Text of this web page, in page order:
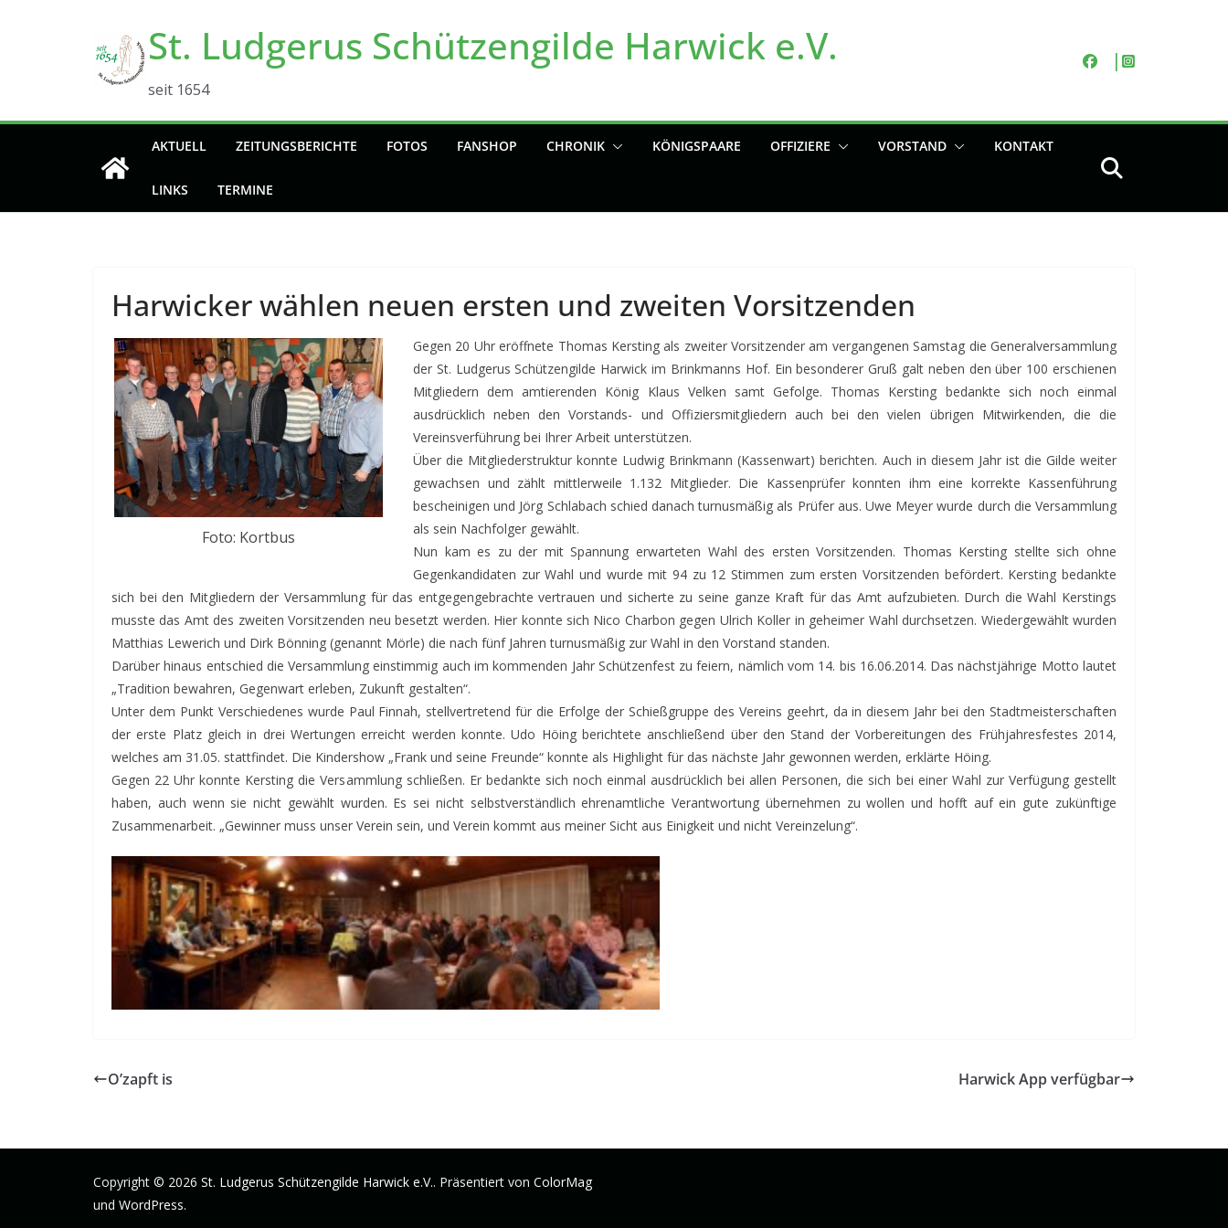
St. Ludgerus Schützengilde Harwick e.V.
seit 1654
AKTUELL ZEITUNGSBERICHTE FOTOS FANSHOP CHRONIK KÖNIGSPAARE OFFIZIERE VORSTAND KONTAKT
LINKS TERMINE
Harwicker wählen neuen ersten und zweiten Vorsitzenden
Foto: Kortbus
Gegen 20 Uhr eröffnete Thomas Kersting als zweiter Vorsitzender am vergangenen Samstag die Generalversammlung
der St. Ludgerus Schützengilde Harwick im Brinkmanns Hof. Ein besonderer Gruß galt neben den über 100 erschienen
Mitgliedern dem amtierenden König Klaus Velken samt Gefolge. Thomas Kersting bedankte sich noch einmal
ausdrücklich neben den Vorstands- und Offiziersmitgliedern auch bei den vielen übrigen Mitwirkenden, die die
Vereinsverführung bei Ihrer Arbeit unterstützen.
Über die Mitgliederstruktur konnte Ludwig Brinkmann (Kassenwart) berichten. Auch in diesem Jahr ist die Gilde weiter
gewachsen und zählt mittlerweile 1.132 Mitglieder. Die Kassenprüfer konnten ihm eine korrekte Kassenführung
bescheinigen und Jörg Schlabach schied danach turnusmäßig als Prüfer aus. Uwe Meyer wurde durch die Versammlung
als sein Nachfolger gewählt.
Nun kam es zu der mit Spannung erwarteten Wahl des ersten Vorsitzenden. Thomas Kersting stellte sich ohne
Gegenkandidaten zur Wahl und wurde mit 94 zu 12 Stimmen zum ersten Vorsitzenden befördert. Kersting bedankte
sich bei den Mitgliedern der Versammlung für das entgegengebrachte vertrauen und sicherte zu seine ganze Kraft für das Amt aufzubieten. Durch die Wahl Kerstings
musste das Amt des zweiten Vorsitzenden neu besetzt werden. Hier konnte sich Nico Charbon gegen Ulrich Koller in geheimer Wahl durchsetzen. Wiedergewählt wurden
Matthias Lewerich und Dirk Bönning (genannt Mörle) die nach fünf Jahren turnusmäßig zur Wahl in den Vorstand standen.
Darüber hinaus entschied die Versammlung einstimmig auch im kommenden Jahr Schützenfest zu feiern, nämlich vom 14. bis 16.06.2014. Das nächstjährige Motto lautet
„Tradition bewahren, Gegenwart erleben, Zukunft gestalten“.
Unter dem Punkt Verschiedenes wurde Paul Finnah, stellvertretend für die Erfolge der Schießgruppe des Vereins geehrt, da in diesem Jahr bei den Stadtmeisterschaften
der erste Platz gleich in drei Wertungen erreicht werden konnte. Udo Höing berichtete anschließend über den Stand der Vorbereitungen des Frühjahresfestes 2014,
welches am 31.05. stattfindet. Die Kindershow „Frank und seine Freunde“ konnte als Highlight für das nächste Jahr gewonnen werden, erklärte Höing.
Gegen 22 Uhr konnte Kersting die Versammlung schließen. Er bedankte sich noch einmal ausdrücklich bei allen Personen, die sich bei einer Wahl zur Verfügung gestellt
haben, auch wenn sie nicht gewählt wurden. Es sei nicht selbstverständlich ehrenamtliche Verantwortung übernehmen zu wollen und hofft auf ein gute zukünftige
Zusammenarbeit. „Gewinner muss unser Verein sein, und Verein kommt aus meiner Sicht aus Einigkeit und nicht Vereinzelung“.
O’zapft is Harwick App verfügbar
Copyright © 2026 St. Ludgerus Schützengilde Harwick e.V.. Präsentiert von ColorMag
und WordPress.